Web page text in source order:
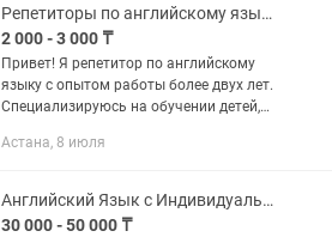
Репетиторы по английскому языку онлайн прокачайте язык с опытным учителем
2 000 - 3 000 ₸
Привет! Я репетитор по английскому
языку с опытом работы более двух лет.
Специализируюсь на обучении детей,
ученика создаю свою индивидуальную
Астана, 8 июля
Английский Язык с Индивидуальным Подходом
30 000 - 50 000 ₸